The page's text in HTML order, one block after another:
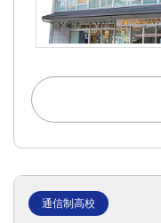
通信制高校